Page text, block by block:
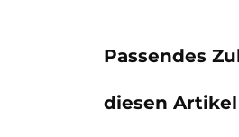
Passendes
diesen Artikel